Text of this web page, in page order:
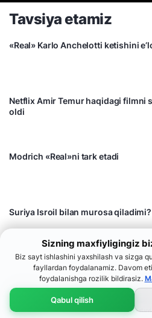
Sizning maxfiyligingiz
Biz sayt ishlashini yaxshilash va sizga
fayllardan foydalanamiz. Davom
foydalanishga rozilik bildirasiz.
Qabul qilish
Tavsiya etamiz
«Real» Karlo Anchelotti ketishini
Netflix Amir Temur haqidagi filmni
oldi
Modrich «Real»ni tark etadi
Suriya Isroil bilan murosa qiladimi?
Bosh sahifa